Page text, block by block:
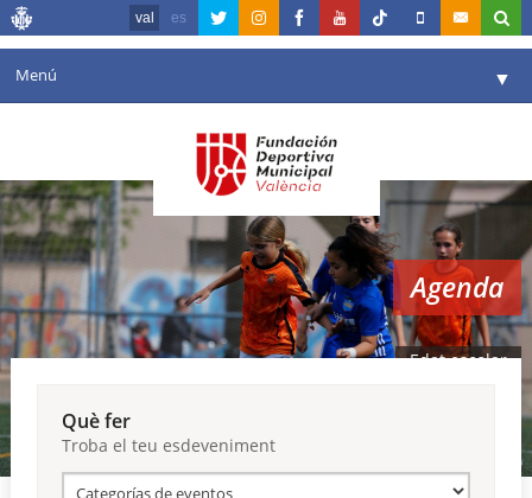
val es
Menú ▼
Agenda
Instal·lacions
Comunicació ▼
València en esport ▼
Reserves
Agenda
Edat escolar
Què fer
Troba el teu esdeveniment